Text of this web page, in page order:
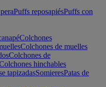
Puffs reposapiésPuffs con
Colchones
Colchones de muelles
Colchones de
hinchables
tapizadasSomieresPatas de